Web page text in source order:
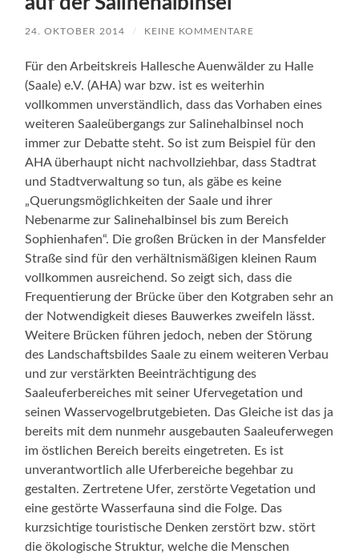
24. OKTOBER 2014 / KEINE KOMMENTARE
Für den Arbeitskreis Hallesche Auenwälder zu Halle
(Saale) e.V. (AHA) war bzw. ist es weiterhin
vollkommen unverständlich, dass das Vorhaben eines
weiteren Saaleübergangs zur Salinehalbinsel noch
immer zur Debatte steht. So ist zum Beispiel für den
AHA überhaupt nicht nachvollziehbar, dass Stadtrat
und Stadtverwaltung so tun, als gäbe es keine
„Querungsmöglichkeiten der Saale und ihrer
Nebenarme zur Salinehalbinsel bis zum Bereich
Sophienhafen“. Die großen Brücken in der Mansfelder
Straße sind für den verhältnismäßigen kleinen Raum
vollkommen ausreichend. So zeigt sich, dass die
Frequentierung der Brücke über den Kotgraben sehr an
der Notwendigkeit dieses Bauwerkes zweifeln lässt.
Weitere Brücken führen jedoch, neben der Störung
des Landschaftsbildes Saale zu einem weiteren Verbau
und zur verstärkten Beeinträchtigung des
Saaleuferbereiches mit seiner Ufervegetation und
seinen Wasservogelbrutgebieten. Das Gleiche ist das ja
bereits mit dem nunmehr ausgebauten Saaleuferwegen
im östlichen Bereich bereits eingetreten. Es ist
unverantwortlich alle Uferbereiche begehbar zu
gestalten. Zertretene Ufer, zerstörte Vegetation und
eine gestörte Wasserfauna sind die Folge. Das
kurzsichtige touristische Denken zerstört bzw. stört
die ökologische Struktur, welche die Menschen